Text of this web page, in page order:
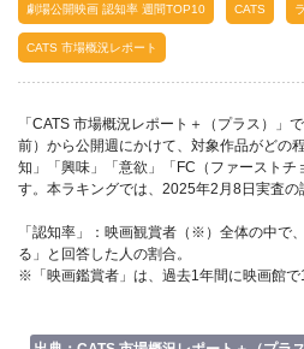
劇場公開映画 認知率 週間TOP10 CATS
CATS 市場概況レポート
「CATS 市場概況レポート＋（プラス）」
前）から公開週にかけて、対象作品がどの
知」「興味」「意欲」「FC（ファーストチ
す。本ラキングでは、2025年2月8日実査の
「認知率」：映画観賞者（※）全体の中で
る」と回答した人の割合。
※「映画鑑賞者」は、過去1年間に映画館で